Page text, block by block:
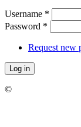
Username *
Password *
Request new
©